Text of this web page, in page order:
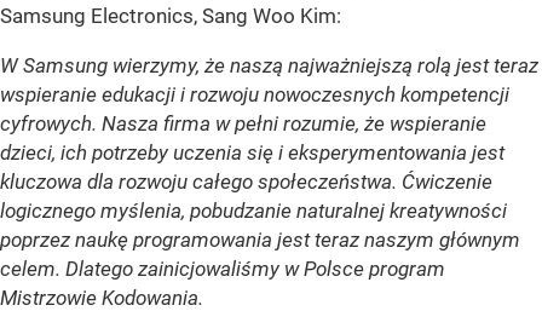
Samsung Electronics, Sang Woo Kim:
W Samsung wierzymy, że naszą najważniejszą rolą jest teraz
wspieranie edukacji i rozwoju nowoczesnych kompetencji
cyfrowych. Nasza firma w pełni rozumie, że wspieranie
dzieci, ich potrzeby uczenia się i eksperymentowania jest
kluczowa dla rozwoju całego społeczeństwa. Ćwiczenie
logicznego myślenia, pobudzanie naturalnej kreatywności
poprzez naukę programowania jest teraz naszym głównym
celem. Dlatego zainicjowaliśmy w Polsce program
Mistrzowie Kodowania.